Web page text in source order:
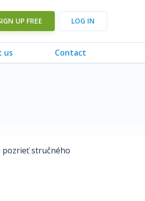
UP FREE LOG IN
us Contact
pozrieť stručného